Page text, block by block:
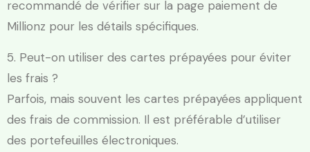
recommandé de vérifier sur la page paiement de
Millionz pour les détails spécifiques.
5. Peut-on utiliser des cartes prépayées pour éviter
les frais ?
Parfois, mais souvent les cartes prépayées appliquent
des frais de commission. Il est préférable d’utiliser
des portefeuilles électroniques.